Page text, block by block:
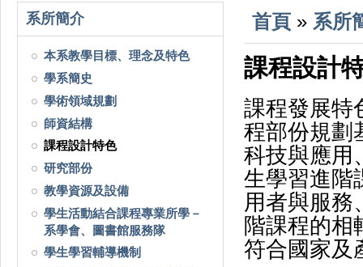
系所簡介
本系教學目標、理念及特色
學系簡史
學術領域規劃
師資結構
課程設計特色
研究部份
教學資源及設備
學生活動結合課程專業所學－
系學會、圖書館服務隊
學生學習輔導機制
您在這裡
首頁 » 系所
課程設計
課程發展特
程部份規劃
科技與應用
生學習進階
用者與服務
階課程的相
符合國家及